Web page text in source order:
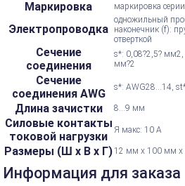
Маркировка маркировка
Электропроводка
одножильный
наконечник (f):
отверткой
Сечение
соединения
s*: 0,08?2,5?
мм?2
Сечение
соединения AWG
s*: AWG28...14,
Длина зачистки 8...9 мм
Силовые контакты
токовой нагрузки
Я макс: 10 А
Размеры (Ш х В х Г)12 мм x 100 мм x
Информация для заказа